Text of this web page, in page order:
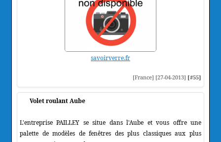
savoirverre.fr
[France] [27-04-2013] [#55]
Volet roulant Aube
L'entreprise PAILLEY se situe dans l'Aube et vous offre une
palette de modèles de fenêtres des plus classiques aux plus